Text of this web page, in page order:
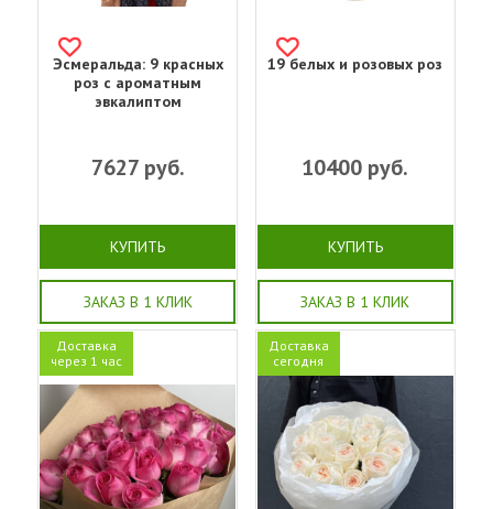
Эсмеральда: 9 красных
роз с ароматным
эвкалиптом
7627руб.
КУПИТЬ
ЗАКАЗ В 1 КЛИК
19 белых и розовых роз
10400 руб.
КУПИТЬ
ЗАКАЗ В 1 КЛИК
Доставка
через 1 час
Доставка
сегодня